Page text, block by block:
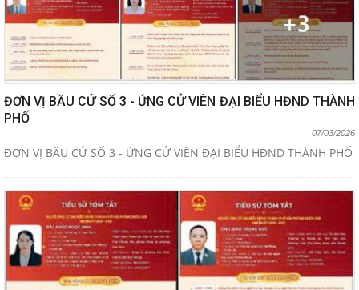
ĐƠN VỊ BẦU CỬ SỐ 3 - ỨNG CỬ VIÊN ĐẠI BIỂU HĐND THÀNH
PHỐ
07/03/2026
ĐƠN VỊ BẦU CỬ SỐ 3 - ỨNG CỬ VIÊN ĐẠI BIỂU HĐND THÀNH PHỐ